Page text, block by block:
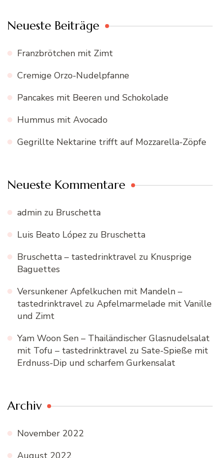
Neueste Beiträge
Franzbrötchen mit Zimt
Cremige Orzo-Nudelpfanne
Pancakes mit Beeren und Schokolade
Hummus mit Avocado
Gegrillte Nektarine trifft auf Mozzarella-Zöpfe
Neueste Kommentare
admin zu Bruschetta
Luis Beato López zu Bruschetta
Bruschetta – tastedrinktravel zu Knusprige
Baguettes
Versunkener Apfelkuchen mit Mandeln –
tastedrinktravel zu Apfelmarmelade mit Vanille
und Zimt
Yam Woon Sen – Thailändischer Glasnudelsalat
mit Tofu – tastedrinktravel zu Sate-Spieße mit
Erdnuss-Dip und scharfem Gurkensalat
Archiv
November 2022
August 2022